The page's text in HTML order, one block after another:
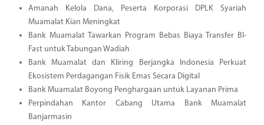
Amanah Kelola Dana, Peserta Korporasi DPLK Syariah
Muamalat Kian Meningkat
Bank Muamalat Tawarkan Program Bebas Biaya Transfer BI-
Fast untuk Tabungan Wadiah
Bank Muamalat dan Kliring Berjangka Indonesia Perkuat
Ekosistem Perdagangan Fisik Emas Secara Digital
Bank Muamalat Boyong Penghargaan untuk Layanan Prima
Perpindahan Kantor Cabang Utama Bank Muamalat
Banjarmasin